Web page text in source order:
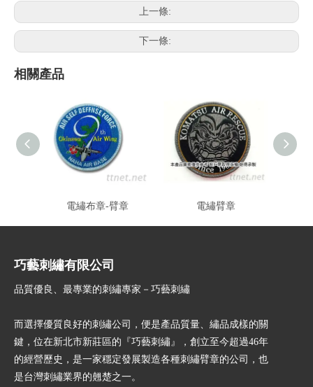
上一條:
下一條:
相關產品
電繡布章-臂章 電繡臂章
巧藝刺繡有限公司
品質優良、最專業的刺繡專家－巧藝刺繡
而選擇優質良好的刺繡公司，便是產品質量、繡品成樣的關
鍵，位在新北市新莊區的『巧藝刺繡』，創立至今超過46年
的經營歷史，是一家穩定發展製造各種刺繡臂章的公司，也
是台灣刺繡業界的翹楚之一。